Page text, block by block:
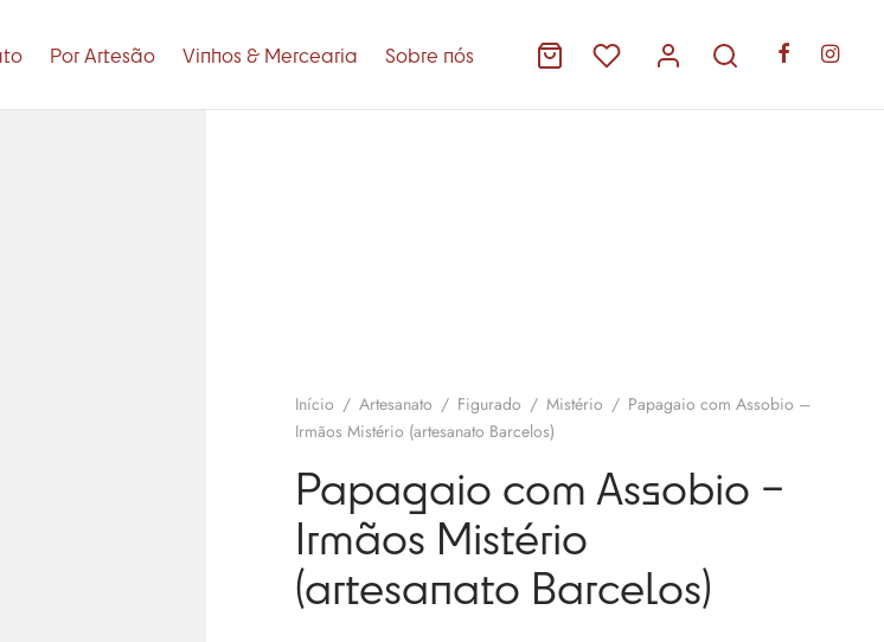
Por Artesão Vinhos & Mercearia Sobre nós
Início / Artesanato / Figurado / Mistério / Papagaio com Assobio –
Irmãos Mistério (artesanato Barcelos)
Papagaio com Assobio –
Irmãos Mistério
(artesanato Barcelos)